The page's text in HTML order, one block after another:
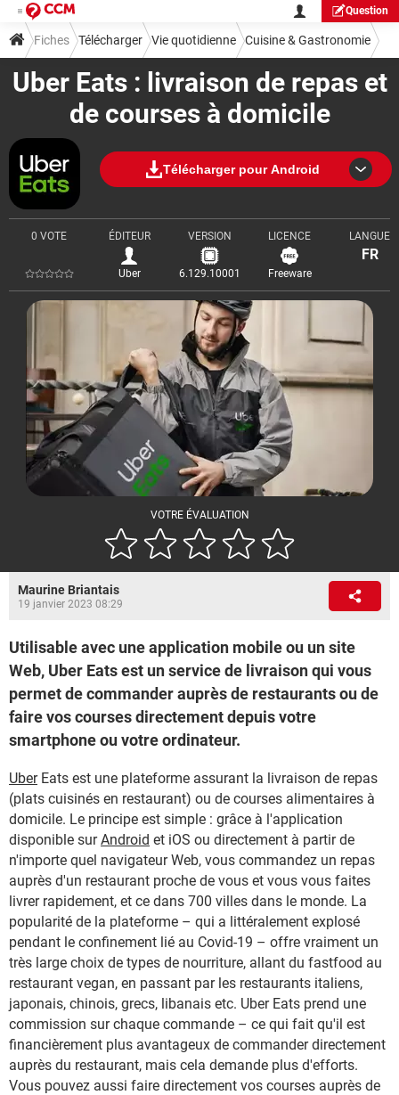
Question
Uber Eats : livraison de repas et
de courses à domicile
Télécharger pour Android
VOTRE ÉVALUATION
0 VOTE ÉDITEUR
Uber
VERSION
6.129.10001
LICENCE
Freeware
LANGUE
FR
Fiches Télécharger Vie quotidienne Cuisine & Gastronomie
Maurine Briantais
19 janvier 2023 08:29
Utilisable avec une application mobile ou un site
Web, Uber Eats est un service de livraison qui vous
permet de commander auprès de restaurants ou de
faire vos courses directement depuis votre
smartphone ou votre ordinateur.
UberEats est une plateforme assurant la livraison de repas
(plats cuisinés en restaurant) ou de courses alimentaires à
domicile. Le principe est simple : grâce à l'application
disponible surAndroid et iOS ou directement à partir de
n'importe quel navigateur Web, vous commandez un repas
auprès d'un restaurant proche de vous et vous vous faites
livrer rapidement, et ce dans 700 villes dans le monde. La
popularité de la plateforme – qui a littéralement explosé
pendant le confinement lié au Covid-19 – offre vraiment un
très large choix de types de nourriture, allant du fastfood au
restaurant vegan, en passant par les restaurants italiens,
japonais, chinois, grecs, libanais etc. Uber Eats prend une
commission sur chaque commande – ce qui fait qu'il est
financièrement plus avantageux de commander directement
auprès du restaurant, mais cela demande plus d'efforts.
Vous pouvez aussi faire directement vos courses auprès de